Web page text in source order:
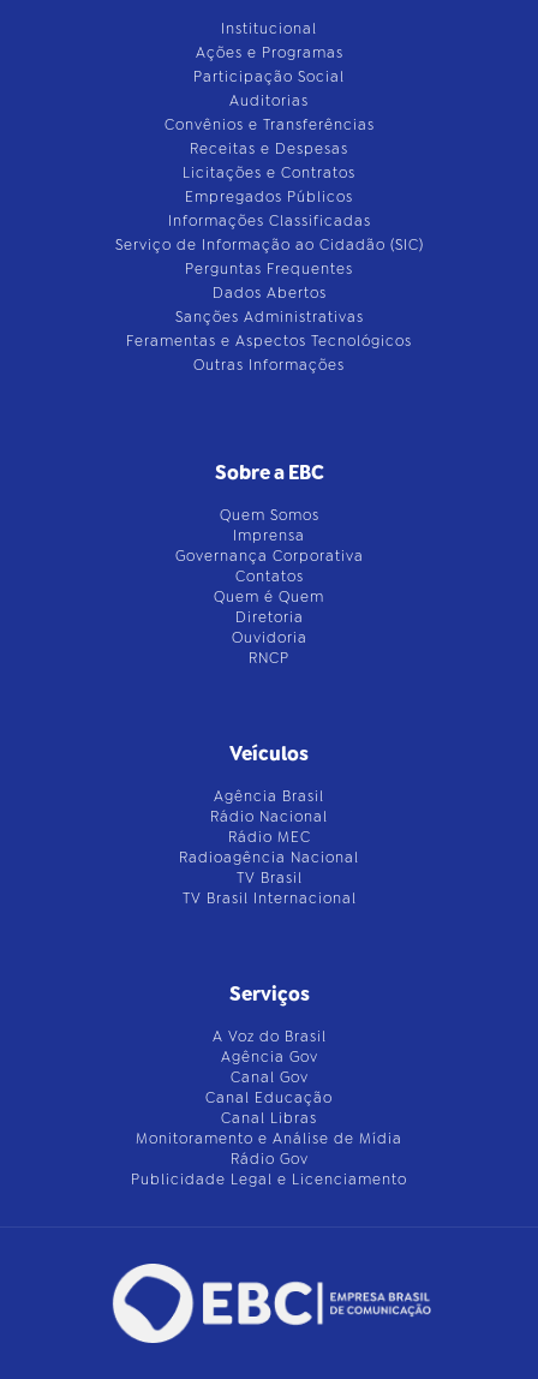
Institucional
Ações e Programas
Participação Social
Auditorias
Convênios e Transferências
Receitas e Despesas
Licitações e Contratos
Empregados Públicos
Informações Classificadas
Serviço de Informação ao Cidadão (SIC)
Perguntas Frequentes
Dados Abertos
Sanções Administrativas
Feramentas e Aspectos Tecnológicos
Outras Informações
Sobre a EBC
Quem Somos
Imprensa
Governança Corporativa
Contatos
Quem é Quem
Diretoria
Ouvidoria
RNCP
Veículos
Agência Brasil
Rádio Nacional
Rádio MEC
Radioagência Nacional
TV Brasil
TV Brasil Internacional
Serviços
A Voz do Brasil
Agência Gov
Canal Gov
Canal Educação
Canal Libras
Monitoramento e Análise de Mídia
Rádio Gov
Publicidade Legal e Licenciamento